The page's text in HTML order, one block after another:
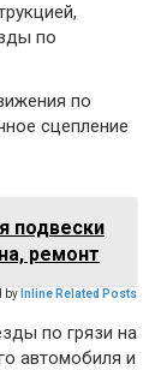
по
по
сцепление
подвески
ремонт
by Inline Related Posts
по грязи на
автомобиля и